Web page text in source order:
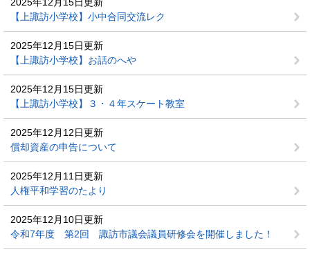
【上諏訪小学校】小中合同交流レク
2025年12月15日更新
【上諏訪小学校】お話のへや
2025年12月15日更新
【上諏訪小学校】３・４年スケート教室
2025年12月12日更新
償却資産の申告について
2025年12月11日更新
人権平和学習のたより
2025年12月10日更新
令和7年度 第2回 諏訪市議会議員研修会を開催しました！